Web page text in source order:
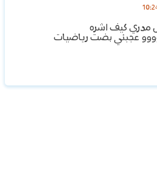
مدري كيف اشره
عجبني بضت رياضيات